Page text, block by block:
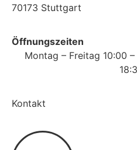
70173 Stuttgart
Öffnungszeiten
Montag – Freitag 10:00
Kontakt